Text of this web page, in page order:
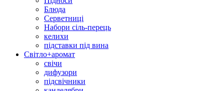
Блюда
Серветниці
Набори сіль-перець
келихи
підставки під вина
Світло+аромат
свічи
дифузори
підсвічники